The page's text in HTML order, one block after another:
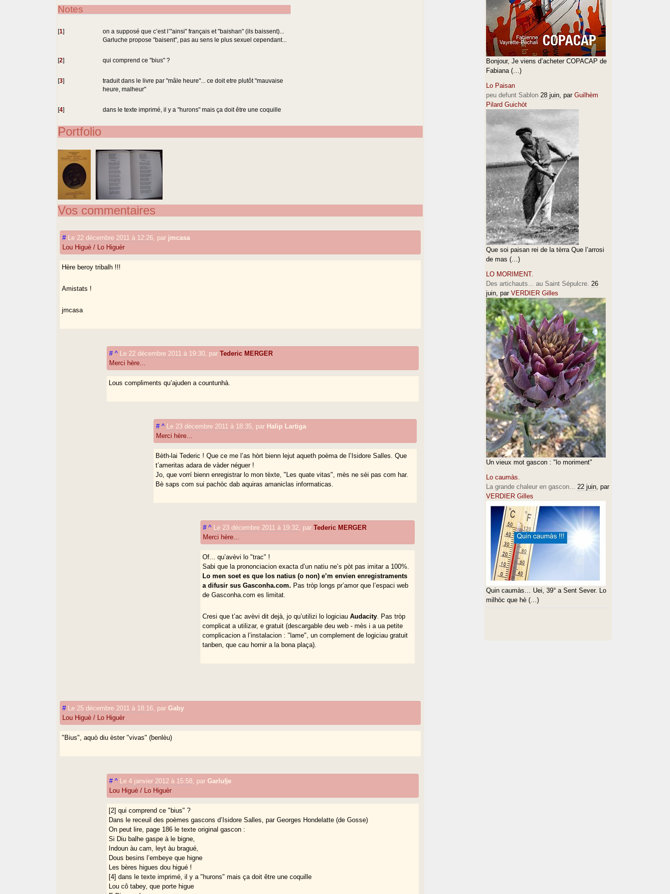
Notes
[1]
on a supposé que c’est l’"ainsi" français et "baishan" (ils baissent)...
Garluche propose "baisent", pas au sens le plus sexuel cependant...
[2] qui comprend ce "bius" ?
[3]
traduit dans le livre par "mâle heure"... ce doit etre plutôt "mauvaise
heure, malheur"
[4] dans le texte imprimé, il y a "hurons" mais ça doit être une coquille
Portfolio
Vos commentaires
# Le 22 décembre 2011 à 12:26 par jmcasa
Lou Higuè / Lo Higuèr
Hère beroy tribalh !!!
Amistats !
jmcasa
# ^ Le 22 décembre 2011 à 19:30 parTederic MERGER
Merci hère...
Lous compliments qu’ajuden a countunhà.
# ^ Le 23 décembre 2011 à 18:35 par Halip Lartiga
Merci hère...
Bèth-lai Tederic ! Que ce me l’as hòrt bienn lejut aqueth poèma de l’Isidore Salles. Que
t’ameritas adara de vàder néguer !
Jo, que vorrí bienn enregistrar lo mon tèxte, "Les quate vitas", mès ne sèi pas com har.
Bè saps com sui pachòc dab aquiras amaniclas informaticas.
# ^ Le 23 décembre 2011 à 19:32 parTederic MERGER
Merci hère...
Of... qu’avèvi lo "trac" !
Sabi que la prononciacion exacta d’un natiu ne’s pòt pas imitar a 100%.
Lo men soet es que los natius (o non) e’m envien enregistraments
a difusir sus Gasconha.com. Pas tròp longs pr’amor que l’espaci web
de Gasconha.com es limitat.
Cresi que t’ac avèvi dit dejà, jo qu’utilizi lo logiciauAudacity . Pas tròp
complicat a utilizar, e gratuit (descargable deu web - mès i a ua petite
complicacion a l’instalacion : "lame", un complement de logiciau gratuit
tanben, que cau hornir a la bona plaça).
# Le 25 décembre 2011 à 18:16 parGaby
Lou Higuè / Lo Higuèr
"Bius", aquò diu èster "vivas" (benlèu)
# ^ Le 4 janvier 2012 à 15:58 parGarlu§e
Lou Higuè / Lo Higuèr
[2] qui comprend ce "bius" ?
Dans le receuil des poèmes gascons d’Isidore Salles, par Georges Hondelatte (de Gosse)
On peut lire, page 186 le texte original gascon :
Si Diu balhe gaspe à le bigne,
Indoun àu cam, leyt àu bragué,
Dous besins l’embeye que higne
Les bères higues dou higué !
[4] dans le texte imprimé, il y a "hurons" mais ça doit être une coquille
Lou cô tabey, que porte higue
Bonjour, Je viens d’acheter COPACAP de
Fabiana (…)
Lo Paisan
peu defunt Sablon 28 juin, par Guilhèm
Pilard Guichòt
Que soi paisan rei de la tèrra Que l’arrosi
de mas (…)
LO MORIMENT.
Des artichauts... au Saint Sépulcre. 26
juin, par VERDIER Gilles
Un vieux mot gascon : "lo moriment"
Lo caumàs.
La grande chaleur en gascon... 22 juin, par
VERDIER Gilles
Quin caumàs… Uei, 39° a Sent Sever. Lo
milhòc que hè (…)